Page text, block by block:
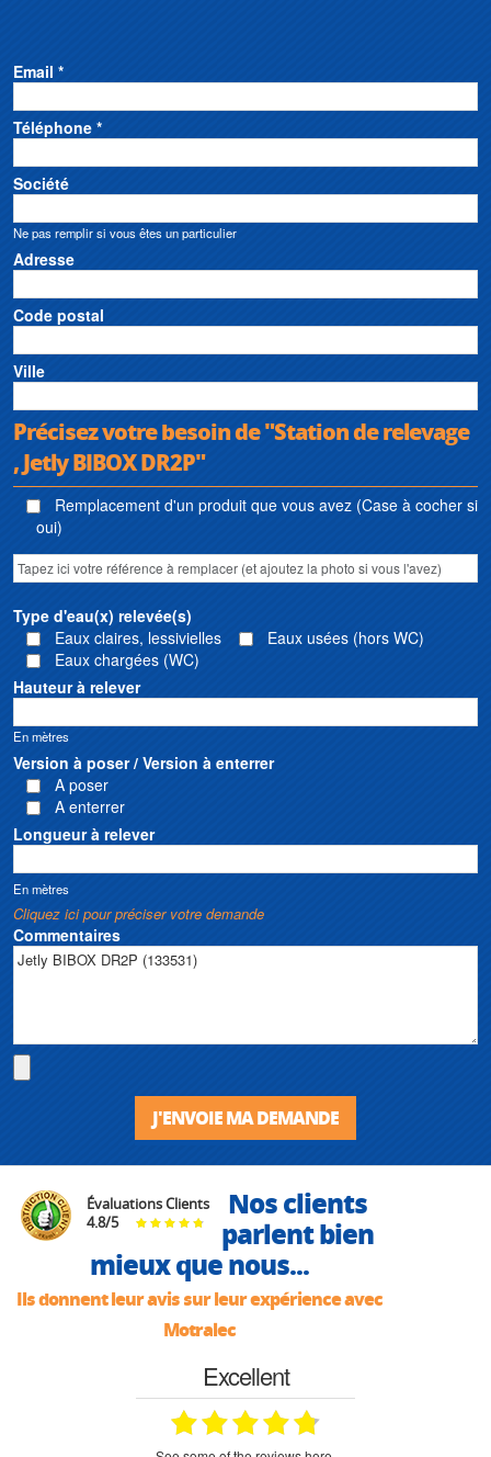
Email *
Téléphone *
Société
Ne pas remplir si vous êtes un particulier
Adresse
Code postal
Ville
Précisez votre besoin de "Station de relevage
, Jetly BIBOX DR2P"
Remplacement d'un produit que vous avez (Case à cocher si
oui)
Type d'eau(x) relevée(s)
Eaux claires, lessivielles
Eaux usées (hors WC)
Eaux chargées (WC)
Hauteur à relever
En mètres
Version à poser / Version à enterrer
A poser
A enterrer
Longueur à relever
En mètres
Cliquez ici pour préciser votre demande
Commentaires
J'ENVOIE MA DEMANDE
Évaluations Clients
4.8/5
Nos clients
parlent bien
mieux que nous...
Ils donnent leur avis sur leur expérience avec
Motralec
Excellent